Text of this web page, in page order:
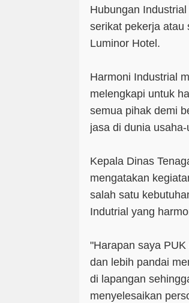
Hubungan
serikat pekerja
Luminor Hotel.
Harmoni Industrial
melengkapi untuk
semua pihak demi
jasa di dunia
Kepala Dinas
mengatakan
salah satu
Indutrial yang
"Harapan saya
dan lebih pandai
di lapangan
menyelesaikan